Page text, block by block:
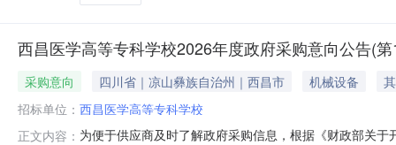
西昌医学高等专科学校2026年度政府采购意向公告(
采购意向 四川省｜凉山彝族自治州｜西昌市 机械设备
招标单位： 西昌医学高等专科学校
正文内容： 为便于供应商及时了解政府采购信息，根据《财政部关